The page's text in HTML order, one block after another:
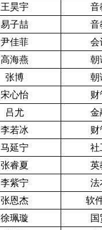
王昊宇
音
易子喆
音
尹佳菲
会
高海燕
朝
张博
朝
宋心怡
财
吕尤
金
李若冰
财
马延宁
社
张睿夏
英
李紫宁
法
张恩杰
软
徐珮璇
国